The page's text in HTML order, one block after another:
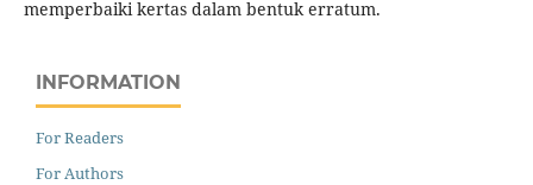
memperbaiki kertas dalam bentuk erratum.
INFORMATION
For Readers
For Authors